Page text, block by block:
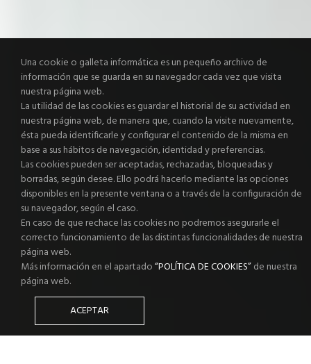
Una cookie o galleta informática es un pequeño archivo de
información que se guarda en su navegador cada vez que visita
nuestra página web.
La utilidad de las cookies es guardar el historial de su actividad en
nuestra página web, de manera que, cuando la visite nuevamente,
ésta pueda identificarle y configurar el contenido de la misma en
base a sus hábitos de navegación, identidad y preferencias.
Las cookies pueden ser aceptadas, rechazadas, bloqueadas y
borradas, según desee. Ello podrá hacerlo mediante las opciones
disponibles en la presente ventana o a través de la configuración de
su navegador, según el caso.
En caso de que rechace las cookies no podremos asegurarle el
correcto funcionamiento de las distintas funcionalidades de nuestra
página web.
Más información en el apartado“POLÍTICA DE COOKIES”de nuestra
página web.
ACEPTAR